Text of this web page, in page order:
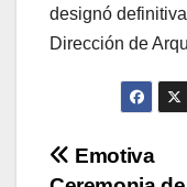
designó
Dirección de
Emotiva